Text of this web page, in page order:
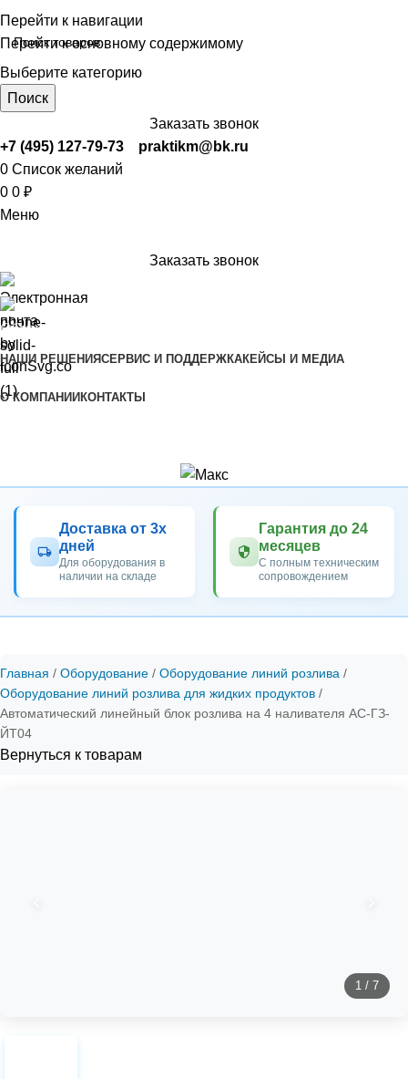
Перейти к навигации
Перейти к основному содержимому
Выберите категорию
Поиск
Заказать звонок
+7 (495) 127-79-73
praktikm@bk.ru
0 Список желаний
0 0 ₽
Меню
Заказать звонок
Оборудование
НАШИ РЕШЕНИЯСЕРВИС И ПОДДЕРЖКАКЕЙСЫ И МЕДИА
О КОМПАНИИ КОНТАКТЫ
Доставка от 3х
дней
Для оборудования в
наличии на складе
Гарантия до 24
месяцев
С полным техническим
сопровождением
Главная Оборудование
Оборудование линий розлива
Оборудование линий розлива для жидких продуктов
Автоматический линейный блок розлива на 4 наливателя АС-ГЗ-
ЙТ04
Вернуться к товарам
1 / 7